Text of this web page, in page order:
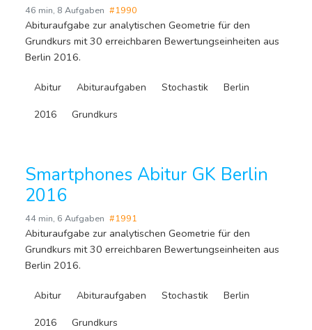
46 min, 8 Aufgaben #1990
Abituraufgabe zur analytischen Geometrie für den
Grundkurs mit 30 erreichbaren Bewertungseinheiten aus
Berlin 2016.
Abitur Abituraufgaben Stochastik Berlin
2016 Grundkurs
Smartphones Abitur GK Berlin
2016
44 min, 6 Aufgaben #1991
Abituraufgabe zur analytischen Geometrie für den
Grundkurs mit 30 erreichbaren Bewertungseinheiten aus
Berlin 2016.
Abitur Abituraufgaben Stochastik Berlin
2016 Grundkurs